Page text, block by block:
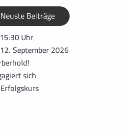
Neuste Beiträge
Uhr
September 2026
sich